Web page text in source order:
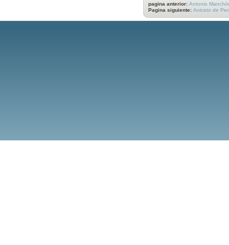
pagina anterior: Antonio
Pagina siguiente: Aniceto de